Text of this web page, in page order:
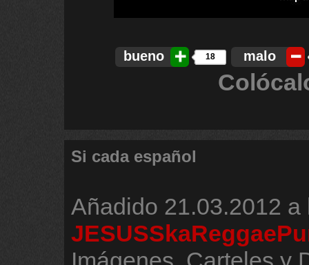
bueno 18 malo
Si cada español
Añadido 21.03.2012 a